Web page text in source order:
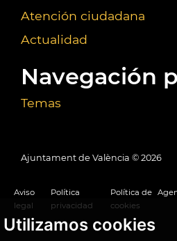
Utilizamos cookies
Atención ciudadana
Actualidad
Navegación
Temas
Ajuntament de València © 2026
Aviso
legal
Política
privacidad
Política de
cookies